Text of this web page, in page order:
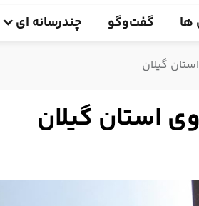
ها گفت‌وگو چندرسانه ای
گیلان
استان گیلان